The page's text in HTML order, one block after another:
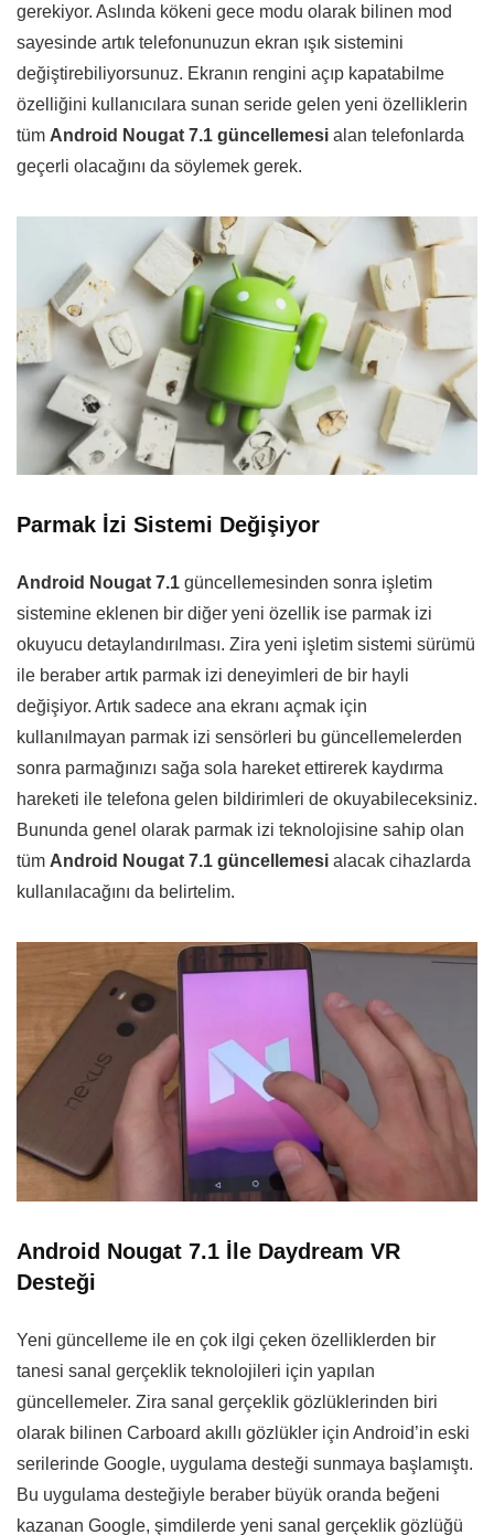
gerekiyor. Aslında kökeni gece modu olarak bilinen mod
sayesinde artık telefonunuzun ekran ışık sistemini
değiştirebiliyorsunuz. Ekranın rengini açıp kapatabilme
özelliğini kullanıcılara sunan seride gelen yeni özelliklerin
tüm Android Nougat 7.1 güncellemesi alan telefonlarda
geçerli olacağını da söylemek gerek.
Parmak İzi Sistemi Değişiyor
Android Nougat 7.1 güncellemesinden sonra işletim
sistemine eklenen bir diğer yeni özellik ise parmak izi
okuyucu detaylandırılması. Zira yeni işletim sistemi sürümü
ile beraber artık parmak izi deneyimleri de bir hayli
değişiyor. Artık sadece ana ekranı açmak için
kullanılmayan parmak izi sensörleri bu güncellemelerden
sonra parmağınızı sağa sola hareket ettirerek kaydırma
hareketi ile telefona gelen bildirimleri de okuyabileceksiniz.
Bununda genel olarak parmak izi teknolojisine sahip olan
tüm Android Nougat 7.1 güncellemesi alacak cihazlarda
kullanılacağını da belirtelim.
Android Nougat 7.1 İle Daydream VR
Desteği
Yeni güncelleme ile en çok ilgi çeken özelliklerden bir
tanesi sanal gerçeklik teknolojileri için yapılan
güncellemeler. Zira sanal gerçeklik gözlüklerinden biri
olarak bilinen Carboard akıllı gözlükler için Android’in eski
serilerinde Google, uygulama desteği sunmaya başlamıştı.
Bu uygulama desteğiyle beraber büyük oranda beğeni
kazanan Google, şimdilerde yeni sanal gerçeklik gözlüğü